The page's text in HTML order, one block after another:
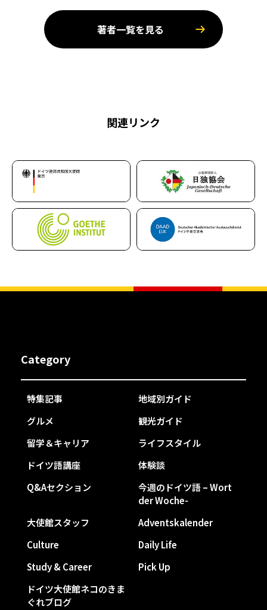
著者一覧を見る
関連リンク
Category
特集記事
地域別ガイド
グルメ
観光ガイド
留学＆キャリア
ライフスタイル
ドイツ語講座
体験談
Q&Aセクション
今週のドイツ語 – Wort
der Woche-
大使館スタッフ
Adventskalender
Culture
Daily Life
Study & Career
Pick Up
ドイツ大使館ネコのきま
ぐれブログ